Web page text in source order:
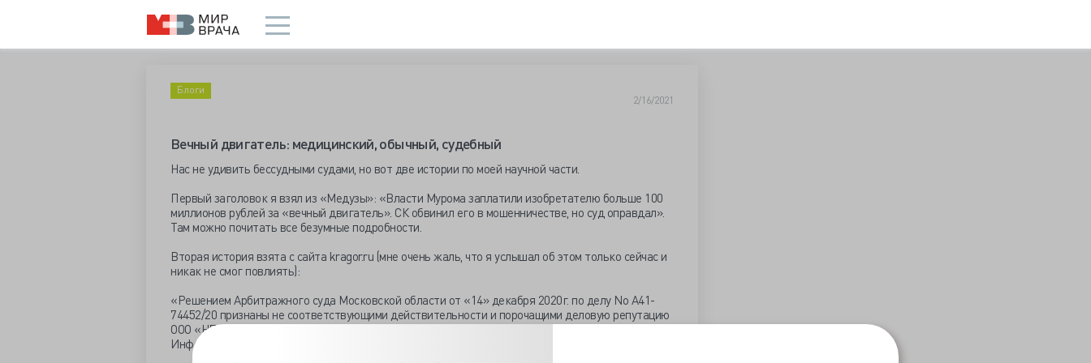
Блоги
2/16/2021
Вечный двигатель: медицинский, обычный, судебный
Нас не удивить бессудными судами, но вот две истории по моей научной части.
Первый заголовок я взял из «Медузы»: «Власти Мурома заплатили изобретателю больше 100
миллионов рублей за «вечный двигатель». СК обвинил его в мошенничестве, но суд оправдал».
Там можно почитать все безумные подробности.
Вторая история взята с сайта kragor.ru (мне очень жаль, что я услышал об этом только сейчас и
никак не смог повлиять):
«Решением Арбитражного суда Московской области от «14» декабря 2020г. по делу No А41-
74452/20 признаны не соответствующими действительности и порочащими деловую репутацию
ООО «НПФ «МАТЕРИА МЕДИКА ХОЛДИНГ» сведения, содержащиеся в статье на странице
Информационно-аналитического портала Kragor <...>: